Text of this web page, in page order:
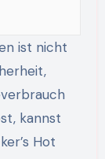
ist nicht
kannst
Hot